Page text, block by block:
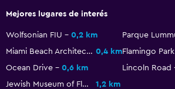
Ducha
Gorro de baño
Aseo
Mejores lugares de interés
Wolfsonian FIU 0,2 km
Miami Beach Architectural District 0,4 kmFlamingo Park
Ocean Drive
0,6 km Lincoln Road
Jewish Museum of Florida
1,2 km